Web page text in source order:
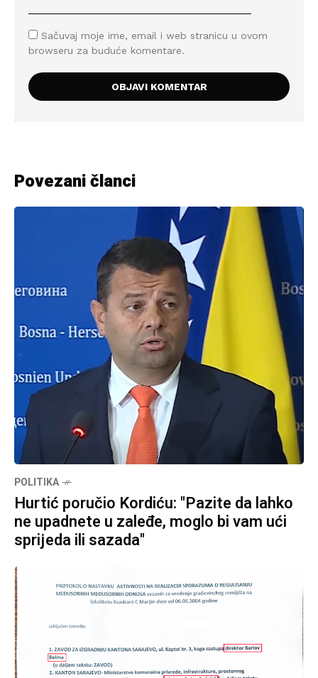
Sačuvaj moje ime, email i web stranicu u ovom
browseru za buduće komentare.
Povezani članci
POLITIKA
Hurtić poručio Kordiću: "Pazite da lahko
ne upadnete u zaleđe, moglo bi vam ući
sprijeda ili sazada"